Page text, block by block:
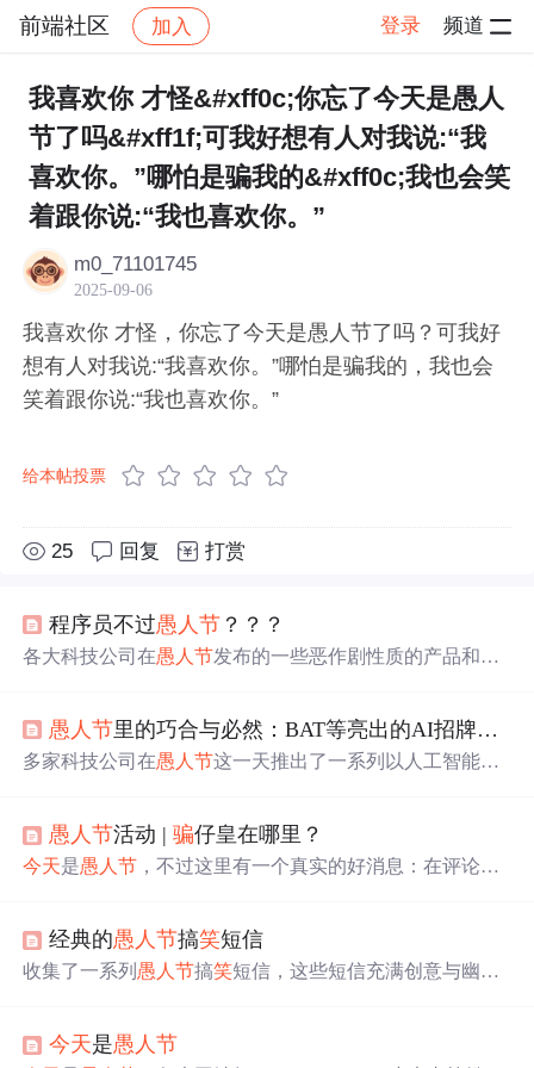
前端社区 加入 登录 频道
社区 前端社区 感慨 帖子详情
我喜欢你 才怪&#xff0c;你忘了今天是愚人
节了吗&#xff1f;可我好想有人对我说:“我
喜欢你。”哪怕是骗我的&#xff0c;我也会笑
着跟你说:“我也喜欢你。”
m0_71101745
2025-09-06
我喜欢你 才怪，你忘了今天是愚人节了吗？可我好
想有人对我说:“我喜欢你。”哪怕是骗我的，我也会
笑着跟你说:“我也喜欢你。”
给本帖投票
25 回复 打赏
程序员不过愚人节 ？？？
各大科技公司在愚人节发布的一些恶作剧性质的产品和技
愚人节里的巧合与必然：BAT等亮出的AI招牌故事
多家科技公司在愚人节这一天推出了一系列以人工智能为
机等。虽然这些产品大多是为了娱乐，但也展示了AI技术
未来的应用场景。
愚人节活动 |骗仔皇在哪里？
今天是愚人节 ，不过这里有一个真实的好消息：在评论区
趣和惊喜吧！
经典的愚人节搞笑短信
收集了一系列 愚人节搞笑短信，这些短信充满创意与幽
今天是愚人节